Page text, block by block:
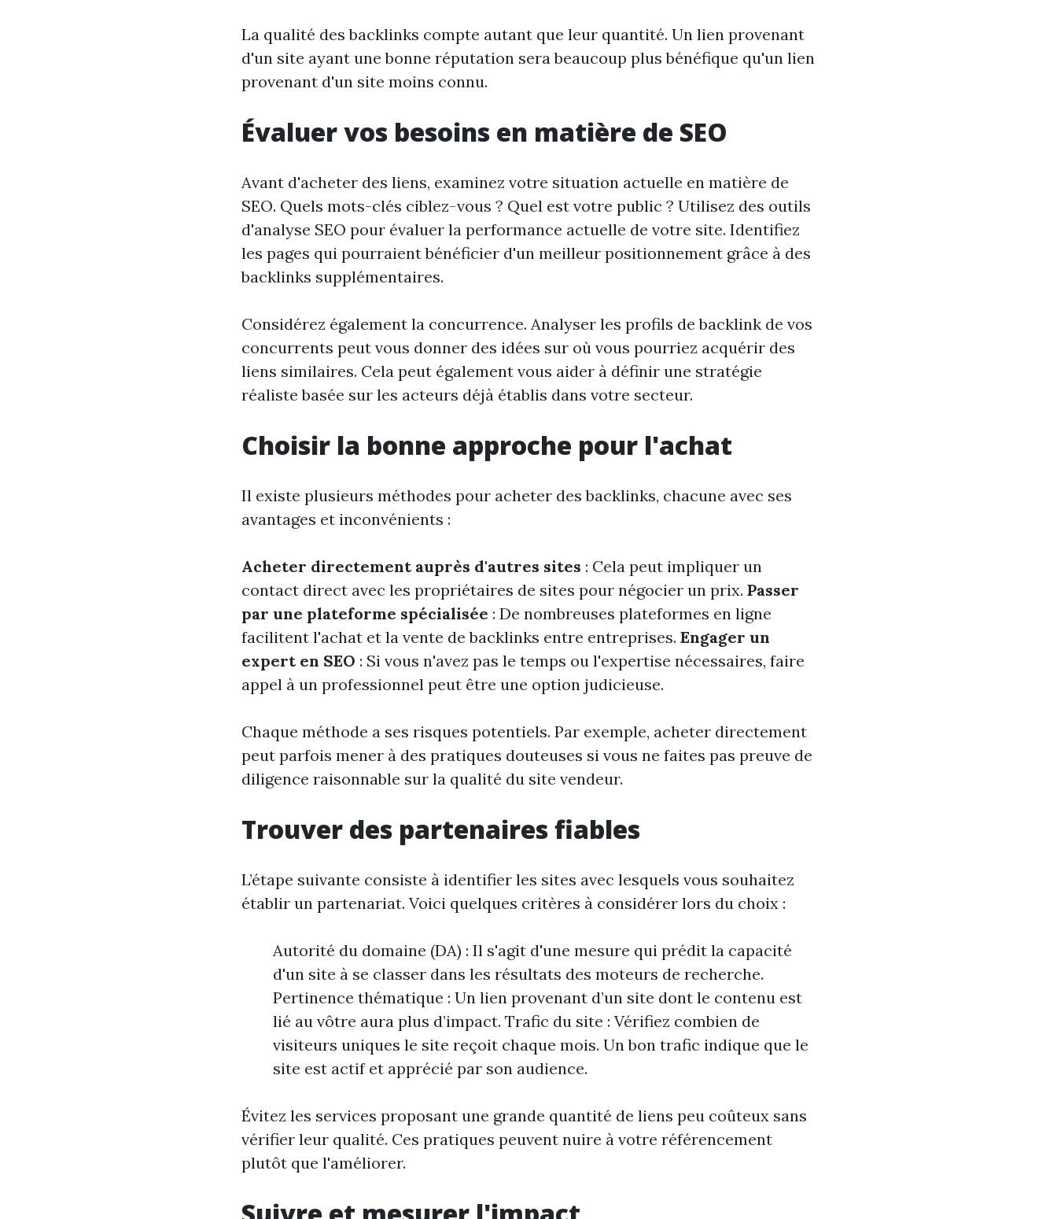
La qualité des backlinks compte autant que leur quantité. Un lien provenant
d'un site ayant une bonne réputation sera beaucoup plus bénéfique qu'un lien
provenant d'un site moins connu.
Évaluer vos besoins en matière de SEO
Avant d'acheter des liens, examinez votre situation actuelle en matière de
SEO. Quels mots-clés ciblez-vous ? Quel est votre public ? Utilisez des outils
d'analyse SEO pour évaluer la performance actuelle de votre site. Identifiez
les pages qui pourraient bénéficier d'un meilleur positionnement grâce à des
backlinks supplémentaires.
Considérez également la concurrence. Analyser les profils de backlink de vos
concurrents peut vous donner des idées sur où vous pourriez acquérir des
liens similaires. Cela peut également vous aider à définir une stratégie
réaliste basée sur les acteurs déjà établis dans votre secteur.
Choisir la bonne approche pour l'achat
Il existe plusieurs méthodes pour acheter des backlinks, chacune avec ses
avantages et inconvénients :
Acheter directement auprès d'autres sites : Cela peut impliquer un
contact direct avec les propriétaires de sites pour négocier un prix. Passer
par une plateforme spécialisée : De nombreuses plateformes en ligne
facilitent l'achat et la vente de backlinks entre entreprises. Engager un
expert en SEO : Si vous n'avez pas le temps ou l'expertise nécessaires, faire
appel à un professionnel peut être une option judicieuse.
Chaque méthode a ses risques potentiels. Par exemple, acheter directement
peut parfois mener à des pratiques douteuses si vous ne faites pas preuve de
diligence raisonnable sur la qualité du site vendeur.
Trouver des partenaires fiables
L’étape suivante consiste à identifier les sites avec lesquels vous souhaitez
établir un partenariat. Voici quelques critères à considérer lors du choix :
Autorité du domaine (DA) : Il s'agit d'une mesure qui prédit la capacité
d'un site à se classer dans les résultats des moteurs de recherche.
Pertinence thématique : Un lien provenant d’un site dont le contenu est
lié au vôtre aura plus d’impact. Trafic du site : Vérifiez combien de
visiteurs uniques le site reçoit chaque mois. Un bon trafic indique que le
site est actif et apprécié par son audience.
Évitez les services proposant une grande quantité de liens peu coûteux sans
vérifier leur qualité. Ces pratiques peuvent nuire à votre référencement
plutôt que l'améliorer.